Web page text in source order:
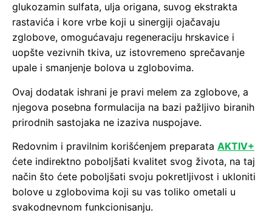
glukozamin sulfata, ulja origana, suvog ekstrakta
rastavića i kore vrbe koji u sinergiji ojačavaju
zglobove, omogućavaju regeneraciju hrskavice i
uopšte vezivnih tkiva, uz istovremeno sprečavanje
upale i smanjenje bolova u zglobovima.
Ovaj dodatak ishrani je pravi melem za zglobove, a
njegova posebna formulacija na bazi pažljivo biranih
prirodnih sastojaka ne izaziva nuspojave.
Redovnim i pravilnim korišćenjem preparata AKTIV+
ćete indirektno poboljšati kvalitet svog života, na taj
način što ćete poboljšati svoju pokretljivost i ukloniti
bolove u zglobovima koji su vas toliko ometali u
svakodnevnom funkcionisanju.